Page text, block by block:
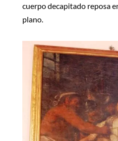
cuerpo decapitado reposa
plano.